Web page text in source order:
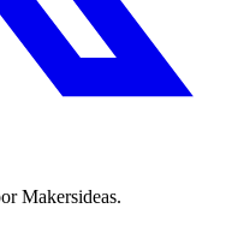
Makersideas.